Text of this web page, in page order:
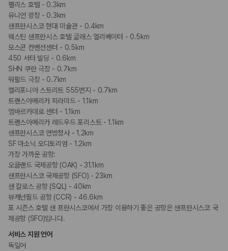
기타
프러포즈/로맨스 패키지 이용 가능
커플/프라이빗 다이닝
프라이빗 피크닉
팰리스 호텔 - 0.3km
유니언 광장 - 0.3km
샌프란시스코 현대 미술관 - 0.4km
웨스틴 샌프란시스 호텔 글래스 엘리베이터 - 0.5km
모스콘 컨벤션센터 - 0.5km
450 서터 빌딩 - 0.6km
SHN 쿠란 극장 - 0.7km
워필드 극장 - 0.7km
캘리포니아 스트리트 555번지 - 0.7km
트랜스아메리카 피라미드 - 1.1km
엠바르카데로 센터 - 1.1km
트랜스아메리카 레드우드 포리스트 - 1.1km
샌프란시스코 연방청사 - 1.2km
SF 마소닉 오디토리엄 - 1.2km
가장 가까운 공항:
오클랜드 국제공항 (OAK) - 31.1km
샌프란시스코 국제공항 (SFO) - 23km
샌 칼로스 공항 (SQL) - 40km
뷰캐넌필드 공항 (CCR) - 46.6km
포 시즌스 호텔 샌 프란시스코에서 가장 이용하기 좋은 공항은 샌프란시스코 국
제공항 (SFO)입니다.
서비스 지원 언어
독일어